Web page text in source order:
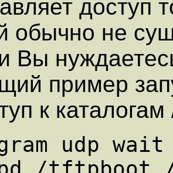
доступ
обычно не
Вы
пример
к
udp